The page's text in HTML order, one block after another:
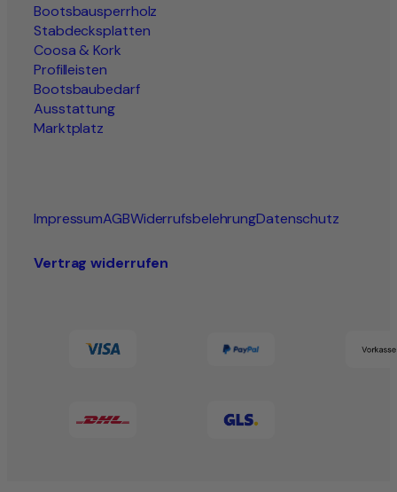
Bootsbausperrholz
Stabdecksplatten
Coosa & Kork
Profilleisten
Bootsbaubedarf
Ausstattung
Marktplatz
ImpressumAGBWiderrufsbelehrungDatenschutz
Vertrag widerrufen